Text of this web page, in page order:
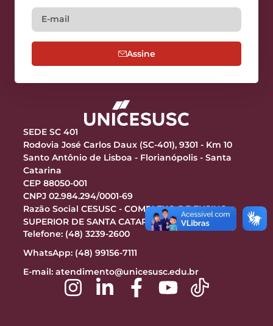
Assine
SEDE SC 401
Rodovia José Carlos Daux (SC-401), 9301 - Km 10
Santo Antônio de Lisboa - Florianópolis - Santa
Catarina
CEP 88050-001
CNPJ 02.984.294/0001-69
Razão Social CESUSC - COMPLEXO DE ENSINO
SUPERIOR DE SANTA CATARINA LTDA
Telefone: (48) 3239-2600
WhatsApp: (48) 99156-7111
E-mail: atendimento@unicesusc.edu.br